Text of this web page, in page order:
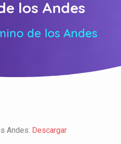
los Andes
de los Andes
Andes: Descargar